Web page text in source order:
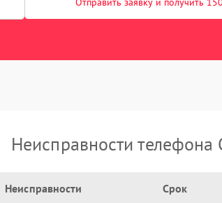
Неисправности телефона
Неисправности Срок